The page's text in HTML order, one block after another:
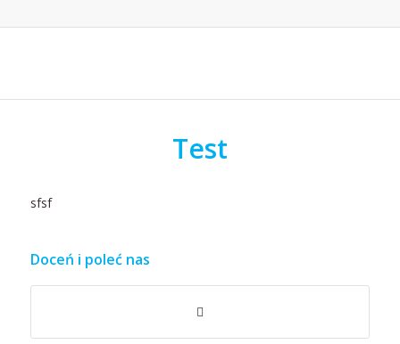
Test
sfsf
Doceń i poleć nas